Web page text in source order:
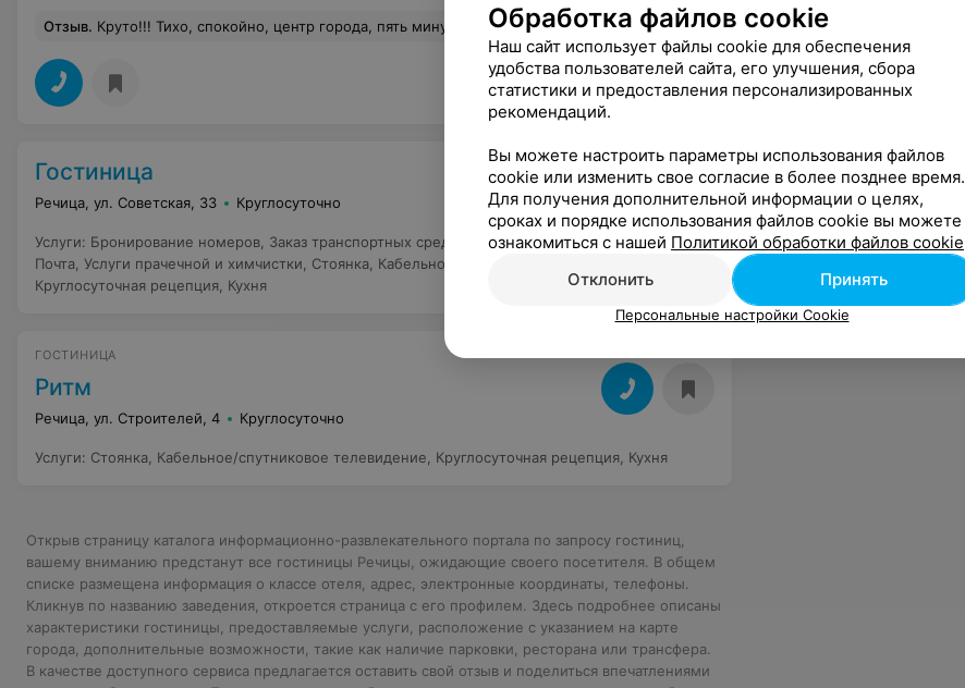
Отзыв. Круто!!! Тихо, спокойно, центр города, пять минут пешком до пляжа на реке « Днепр» Еще
Гостиница
Речица, ул. Советская, 33 Круглосуточно
Услуги: Бронирование номеров Заказ транспортных средств (такси),Обслуживание номеров,
Почта Услуги прачечной и химчистки Стоянка Кабельное/спутниковое телевидение
Круглосуточная рецепция Кухня
ГОСТИНИЦА
Ритм
Речица, ул. Строителей, 4 Круглосуточно
Услуги: Стоянка Кабельное/спутниковое телевидение Круглосуточная рецепция Кухня
Открыв страницу каталога информационно-развлекательного портала по запросу гостиниц,
вашему вниманию предстанут все гостиницы Речицы, ожидающие своего посетителя. В общем
списке размещена информация о классе отеля, адрес, электронные координаты, телефоны.
Кликнув по названию заведения, откроется страница с его профилем. Здесь подробнее описаны
характеристики гостиницы, предоставляемые услуги, расположение с указанием на карте
города, дополнительные возможности, такие как наличие парковки, ресторана или трансфера.
В качестве доступного сервиса предлагается оставить свой отзыв и поделиться впечатлениями
Обработка файлов cookie
Наш сайт использует файлы cookie для обеспечения
удобства пользователей сайта, его улучшения, сбора
статистики и предоставления персонализированных
рекомендаций.
Вы можете настроить параметры использования файлов
cookie или изменить свое согласие в более позднее время.
Для получения дополнительной информации о целях,
сроках и порядке использования файлов cookie вы можете
ознакомиться с нашей Политикой обработки файлов cookie
Отклонить
Принять
Персональные настройки Cookie